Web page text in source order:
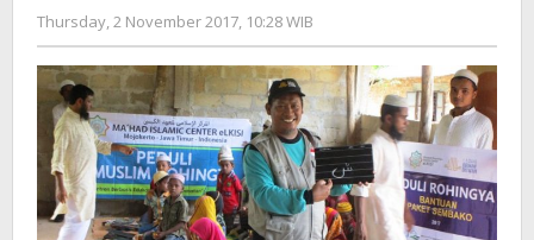
Thursday, 2 November 2017, 10:28 WIB
Adi
Prawiranegara